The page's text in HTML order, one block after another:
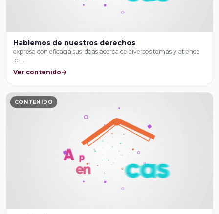
Hablemos de nuestros derechos
expresa con eficacia sus ideas acerca de diversos temas y atiende
lo …
Ver contenido
CONTENIDO